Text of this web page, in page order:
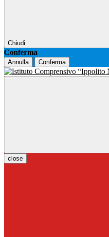
Chiudi
Conferma
Annulla Conferma
close